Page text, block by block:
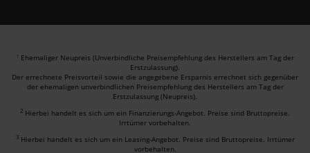
1 Ehemaliger Neupreis (Unverbindliche Preisempfehlung des Herstellers am Tag der
Erstzulassung).
Der errechnete Preisvorteil sowie die angegebene Ersparnis errechnet sich gegenüber
der ehemaligen unverbindlichen Preisempfehlung des Herstellers am Tag der
Erstzulassung (Neupreis).
2 Hierbei handelt es sich um ein Finanzierungs-Angebot. Preise sind Bruttopreise.
Irrtümer vorbehalten.
3 Hierbei handelt es sich um ein Leasing-Angebot. Preise sind Bruttopreise. Irrtümer
vorbehalten.